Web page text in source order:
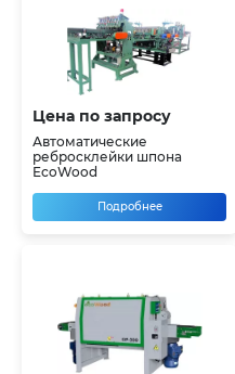
Цена по запросу
Автоматические
ребросклейки шпона
EcoWood
Подробнее